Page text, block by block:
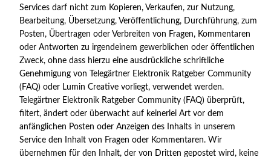
Services darf nicht zum Kopieren, Verkaufen, zur Nutzung,
Bearbeitung, Übersetzung, Veröffentlichung, Durchführung, zum
Posten, Übertragen oder Verbreiten von Fragen, Kommentaren
oder Antworten zu irgendeinem gewerblichen oder öffentlichen
Zweck, ohne dass hierzu eine ausdrückliche schriftliche
Genehmigung von Telegärtner Elektronik Ratgeber Community
(FAQ) oder Lumin Creative vorliegt, verwendet werden.
Telegärtner Elektronik Ratgeber Community (FAQ) überprüft,
filtert, ändert oder überwacht auf keinerlei Art vor dem
anfänglichen Posten oder Anzeigen des Inhalts in unserem
Service den Inhalt von Fragen oder Kommentaren. Wir
übernehmen für den Inhalt, der von Dritten gepostet wird, keine